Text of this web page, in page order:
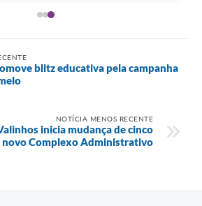
blitz educativa pela campanha
NOTÍCIA MENOS RECENTE
inicia mudança de cinco
novo Complexo Administrativo